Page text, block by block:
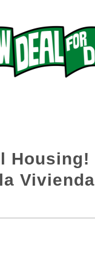
Housing!
Vivienda